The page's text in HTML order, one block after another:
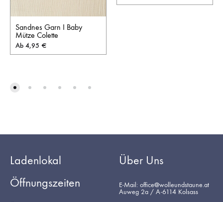
Sandnes Garn I Baby
Mütze Colette
Ab 4,95 €
Ladenlokal
Öffnungszeiten
Über Uns
E-Mail: office@wolleundstaune.at
Auweg 2a / A-6114 Kolsass